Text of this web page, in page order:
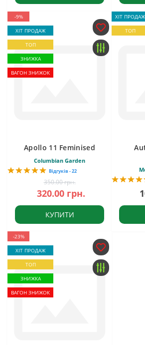
-9%
ХІТ ПРОДАЖ
ТОП
ЗНИЖКА
ВАГОН ЗНИЖОК
Apollo 11 Feminised
Columbian Garden
Відгуків - 22
350.00 грн.
320.00 грн.
КУПИТИ
ХІТ ПРОДАЖ
ТОП
-23%
ХІТ ПРОДАЖ
ТОП
ЗНИЖКА
ВАГОН ЗНИЖОК